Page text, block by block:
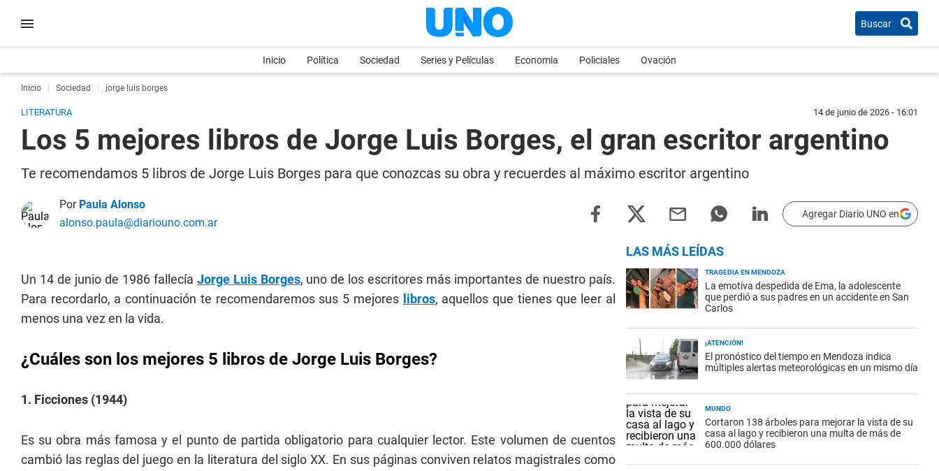
Buscar
Inicio Política Sociedad Series y Películas Economia Policiales Ovación
Inicio Sociedad jorge luis borges
LITERATURA 14 de junio de 2026 - 16:01
Los 5 mejores libros de Jorge Luis Borges, el gran escritor argentino
Te recomendamos 5 libros de Jorge Luis Borges para que conozcas su obra y recuerdes al máximo escritor argentino
Por Paula Alonso
alonso.paula@diariouno.com.ar
Agregar Diario UNO en
Un 14 de junio de 1986 fallecía Jorge Luis Borges, uno de los escritores más importantes de nuestro país.
Para recordarlo, a continuación te recomendaremos sus 5 mejores libros, aquellos que tienes que leer al
menos una vez en la vida.
¿Cuáles son los mejores 5 libros de Jorge Luis Borges?
1. Ficciones (1944)
Es su obra más famosa y el punto de partida obligatorio para cualquier lector. Este volumen de cuentos
cambió las reglas del juego en la literatura del siglo XX. En sus páginas conviven relatos magistrales como
LAS MÁS LEÍDAS
TRAGEDIA EN MENDOZA
La emotiva despedida de Ema, la adolescente
que perdió a sus padres en un accidente en San
Carlos
¡ATENCIÓN!
El pronóstico del tiempo en Mendoza indica
múltiples alertas meteorológicas en un mismo día
MUNDO
Cortaron 138 árboles para mejorar la vista de su
casa al lago y recibieron una multa de más de
600.000 dólares